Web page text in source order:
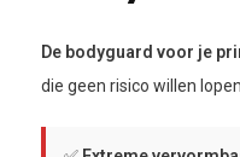
De bodyguard voor je
die geen risico willen